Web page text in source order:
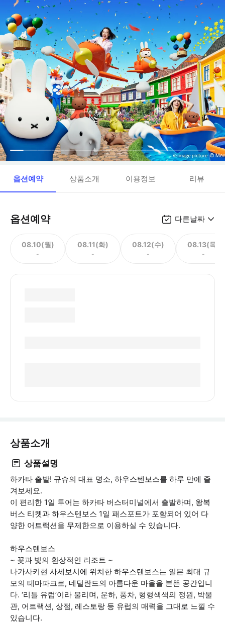
옵션예약 상품소개 이용정보 리뷰
옵션예약 다른날짜
08.10(월)
-
08.11(화)
-
08.12(수)
-
08.13(목)
-
상품소개
상품설명
하카타 출발! 규슈의 대표 명소, 하우스텐보스를 하루 만에 즐
겨보세요.
이 편리한 1일 투어는 하카타 버스터미널에서 출발하며, 왕복
버스 티켓과 하우스텐보스 1일 패스포트가 포함되어 있어 다
양한 어트랙션을 무제한으로 이용하실 수 있습니다.
하우스텐보스
~ 꽃과 빛의 환상적인 리조트 ~
나가사키현 사세보시에 위치한 하우스텐보스는 일본 최대 규
모의 테마파크로, 네덜란드의 아름다운 마을을 본뜬 공간입니
다. ‘리틀 유럽’이라 불리며, 운하, 풍차, 형형색색의 정원, 박물
관, 어트랙션, 상점, 레스토랑 등 유럽의 매력을 그대로 느낄 수
있습니다.